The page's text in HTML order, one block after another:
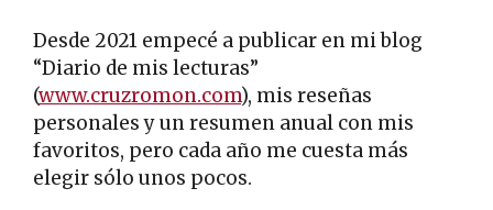
Desde 2021 empecé a publicar en mi blog
“Diario de mis lecturas”
(www.cruzromon.com), mis reseñas
personales y un resumen anual con mis
favoritos, pero cada año me cuesta más
elegir sólo unos pocos.